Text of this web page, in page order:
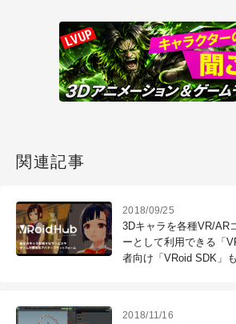
関連記事
2018/09/25
3Dキャラを各種VR/AR
ーとして利用できる「
者向け「VRoid SDK」
2018/11/16